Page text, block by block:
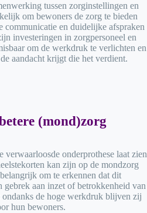
tussen zorginstellingen en
om bewoners de zorg te bieden
communicatie en duidelijke afspraken
investeringen in zorgpersoneel en
om de werkdruk te verlichten en
aandacht krijgt die het verdient.
(mond)zorg
verwaarloosde onderprothese laat zien
kan zijn op de mondzorg
om te erkennen dat dit
aan inzet of betrokkenheid van
de hoge werkdruk blijven zij
hun bewoners.